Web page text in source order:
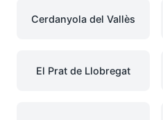
Cerdanyola del Vallès
El Prat de Llobregat